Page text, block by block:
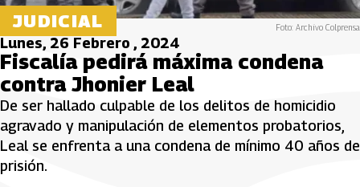
JUDICIAL Foto: Archivo Colprensa
Lunes, 26 Febrero , 2024
Fiscalía pedirá máxima condena
contra Jhonier Leal
De ser hallado culpable de los delitos de homicidio
agravado y manipulación de elementos probatorios,
Leal se enfrenta a una condena de mínimo 40 años de
prisión.